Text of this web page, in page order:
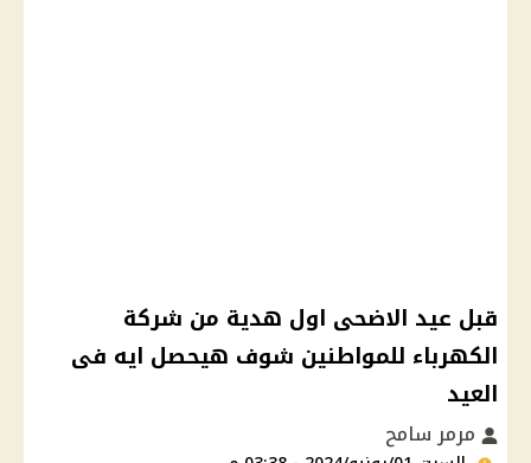
قبل عيد الاضحى اول هدية من شركة
الكهرباء للمواطنين شوف هيحصل ايه فى
العيد
مرمر سامح